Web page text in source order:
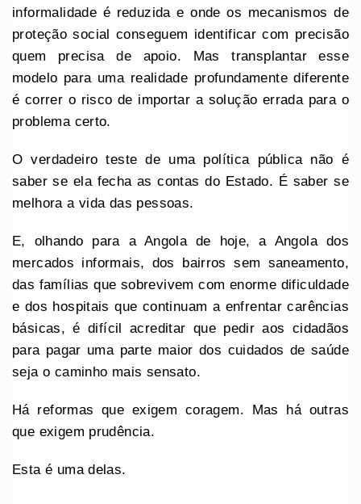
informalidade é reduzida e onde os mecanismos de
proteção social conseguem identificar com precisão
quem precisa de apoio. Mas transplantar esse
modelo para uma realidade profundamente diferente
é correr o risco de importar a solução errada para o
problema certo.
O verdadeiro teste de uma política pública não é
saber se ela fecha as contas do Estado. É saber se
melhora a vida das pessoas.
E, olhando para a Angola de hoje, a Angola dos
mercados informais, dos bairros sem saneamento,
das famílias que sobrevivem com enorme dificuldade
e dos hospitais que continuam a enfrentar carências
básicas, é difícil acreditar que pedir aos cidadãos
para pagar uma parte maior dos cuidados de saúde
seja o caminho mais sensato.
Há reformas que exigem coragem. Mas há outras
que exigem prudência.
Esta é uma delas.